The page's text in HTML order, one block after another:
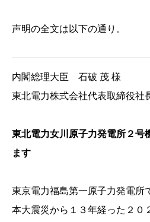
声明の全文は以下の通り。
内閣総理大臣 石破 茂 様
東北電力株式会社代表取締役
東北電力女川原子力発電所２号
ます
東京電力福島第一原子力発電所
本大震災から１３年経った２０